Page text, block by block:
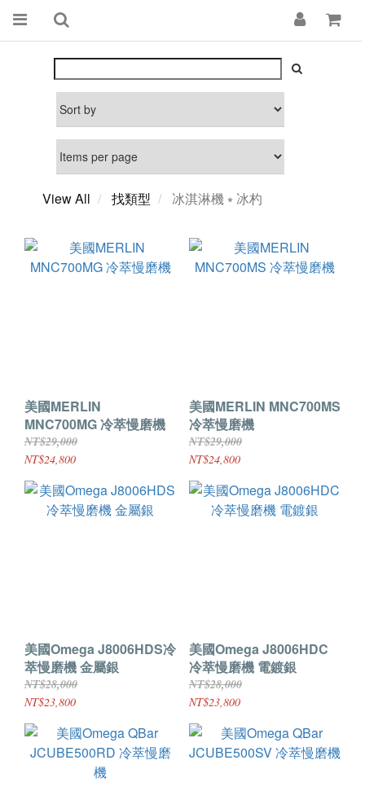
View All 找類型 冰淇淋機 ⭒ 冰杓
美國MERLIN
MNC700MG 冷萃慢磨機
NT$29,000
NT$24,800
美國MERLIN MNC700MS
冷萃慢磨機
NT$29,000
NT$24,800
美國Omega J8006HDS冷
萃慢磨機 金屬銀
NT$28,000
NT$23,800
美國Omega J8006HDC
冷萃慢磨機 電鍍銀
NT$28,000
NT$23,800